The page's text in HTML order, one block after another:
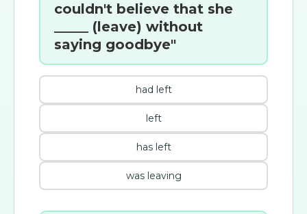
couldn't believe that she
_____ (leave) without
saying goodbye"
had left
left
has left
was leaving